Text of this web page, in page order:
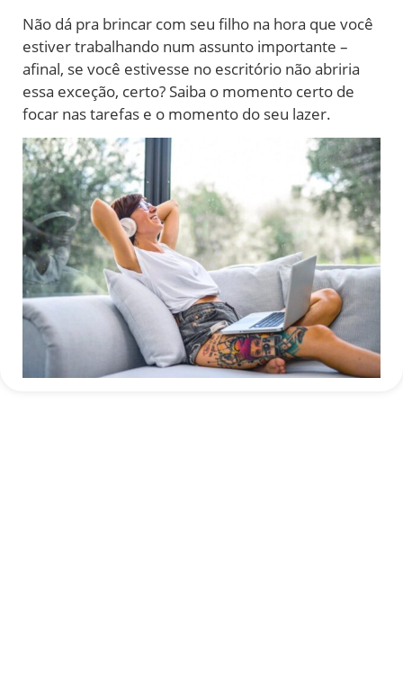
Não dá pra brincar com seu filho na hora que você
estiver trabalhando num assunto importante –
afinal, se você estivesse no escritório não abriria
essa exceção, certo? Saiba o momento certo de
focar nas tarefas e o momento do seu lazer.